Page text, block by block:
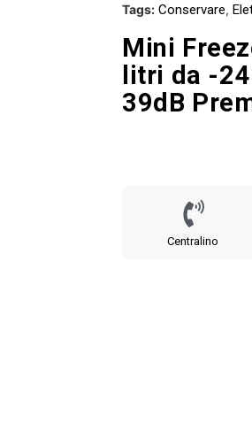
Tags: Conservare,
Mini
litri da -
39dB
Centralino